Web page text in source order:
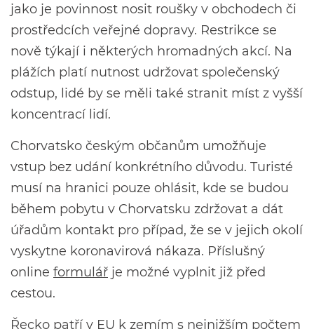
jako je povinnost nosit roušky v obchodech či
prostředcích veřejné dopravy. Restrikce se
nově týkají i některých hromadných akcí. Na
plážích platí nutnost udržovat společenský
odstup, lidé by se měli také stranit míst z vyšší
koncentrací lidí.
Chorvatsko českým občanům umožňuje
vstup bez udání konkrétního důvodu. Turisté
musí na hranici pouze ohlásit, kde se budou
během pobytu v Chorvatsku zdržovat a dát
úřadům kontakt pro případ, že se v jejich okolí
vyskytne koronavirová nákaza. Příslušný
online formulář je možné vyplnit již před
cestou.
Řecko patří v EU k zemím s nejnižším počtem